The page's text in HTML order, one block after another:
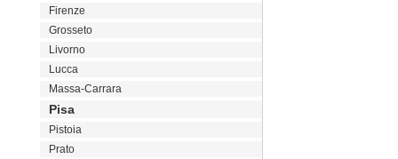
Firenze
Grosseto
Livorno
Lucca
Massa-Carrara
Pisa
Pistoia
Prato